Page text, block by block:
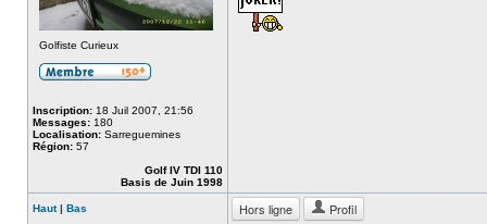
Golfiste Curieux
Inscription: 18 Juil 2007, 21:56
Messages: 180
Localisation: Sarreguemines
Région: 57
Golf IV TDI 110
Basis de Juin 1998
Haut| Bas Hors ligne Profil